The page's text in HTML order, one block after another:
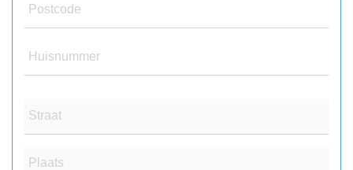
Postcode
Huisnummer
Straat
Plaats